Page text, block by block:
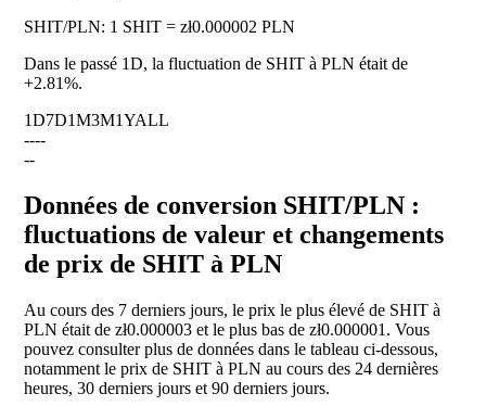
SHIT/PLN: 1 SHIT = zł0.000002 PLN
Dans le passé 1D, la fluctuation de SHIT à PLN était de
+2.81%.
1D7D1M3M1YALL
----
--
Données de conversion SHIT/PLN :
fluctuations de valeur et changements
de prix de SHIT à PLN
Au cours des 7 derniers jours, le prix le plus élevé de SHIT à
PLN était de zł0.000003 et le plus bas de zł0.000001. Vous
pouvez consulter plus de données dans le tableau ci-dessous,
notamment le prix de SHIT à PLN au cours des 24 dernières
heures, 30 derniers jours et 90 derniers jours.